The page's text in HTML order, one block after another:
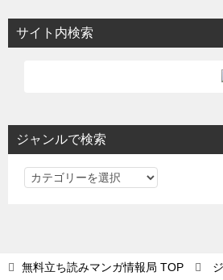
サイト内検索
ジャンルで検索
ジ
検
無料立ち読みマンガ情報局 TOP